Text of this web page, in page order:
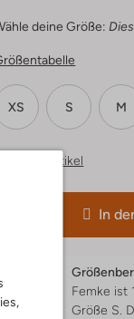
deine Größe:
XS S M
Artikel
In
Femke ist
Größe S.